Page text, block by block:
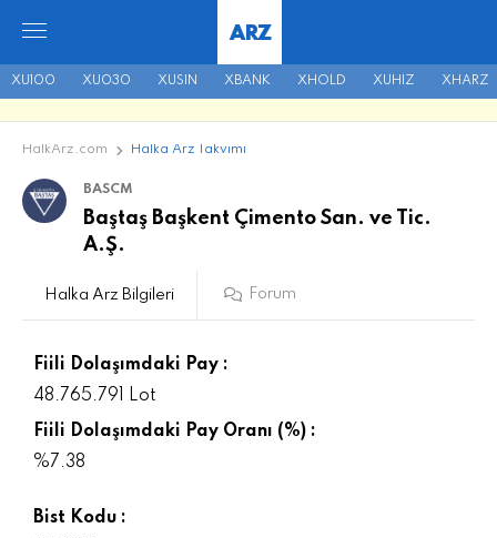
XU100 XU030 XUSIN XBANK XHOLD XUHIZ XHARZ
ARZ
HalkArz.com Halka Arz Takvimi
BASCM
Baştaş Başkent Çimento San. ve Tic.
A.Ş.
Halka Arz Bilgileri Forum
Fiili Dolaşımdaki Pay :
48.765.791 Lot
Fiili Dolaşımdaki Pay Oranı (%) :
%7.38
Bist Kodu :